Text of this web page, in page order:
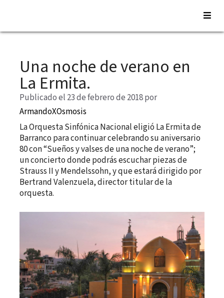
Saltar
contenidoUna noche de verano en
La Ermita.
Publicado el 23 de febrero de 2018por
ArmandoXOsmosis
La Orquesta Sinfónica Nacional eligió La Ermita de
Barranco para continuar celebrando su aniversario
80 con “Sueños y valses de una noche de verano”;
un concierto donde podrás escuchar piezas de
Strauss II y Mendelssohn, y que estará dirigido por
Bertrand Valenzuela, director titular de la
orquesta.